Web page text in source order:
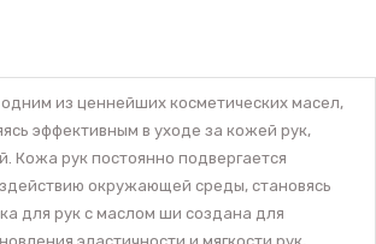
из ценнейших косметических масел,
эффективным в уходе за кожей рук,
Кожа рук постоянно подвергается
окружающей среды, становясь
для рук с маслом ши создана для